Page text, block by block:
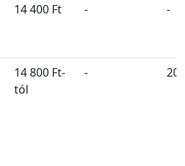
14 400 Ft - -
14 800 Ft-
tól
- 20